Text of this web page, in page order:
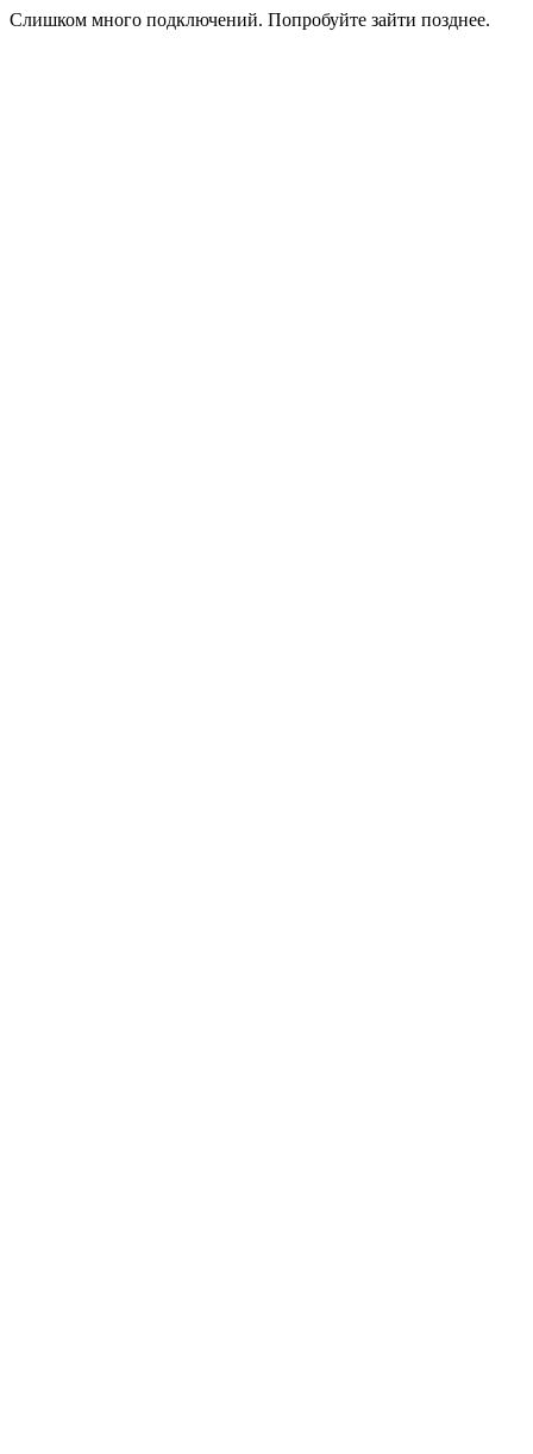
Слишком много подключений. Попробуйте зайти позднее.